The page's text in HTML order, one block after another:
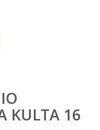
KULTA 16